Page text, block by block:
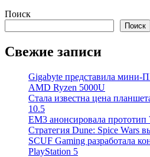
Поиск
Поиск
Свежие записи
Gigabyte представила мини-
AMD Ryzen 5000U
Стала известна цена
10.5
EM3 анонсировала
Стратегия Dune: Spice Wars
SCUF Gaming разработала
PlayStation 5